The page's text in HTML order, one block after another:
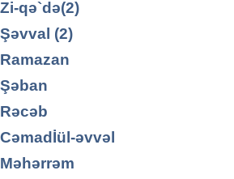
Zi-qə`də(2)
Şəvval (2)
Ramazan
Şəban
Rəcəb
Cəmadİül-əvvəl
Məhərrəm